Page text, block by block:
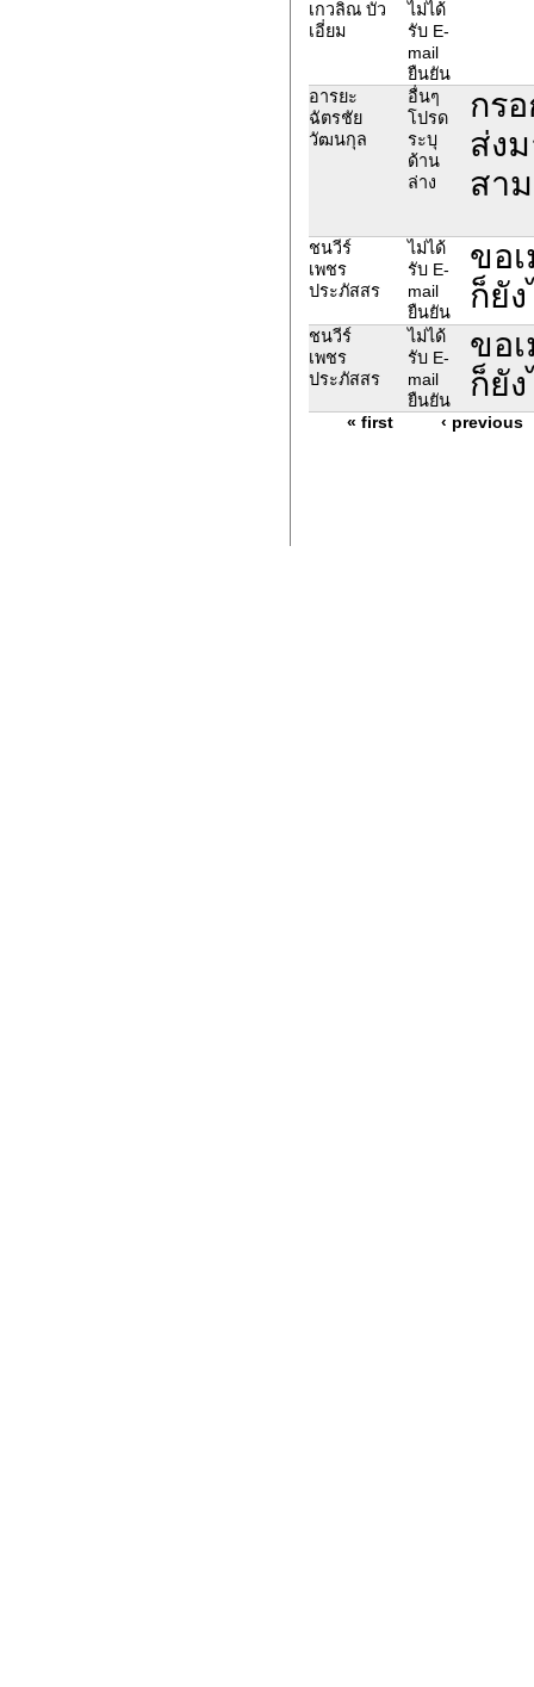
เกวลิณ บัว
เอี่ยม
ไม่ได้
รับ E-
mail
ยืนยัน
อารยะ
ฉัตรชัย
วัฒนกุล
อื่นๆ
โปรด
ระบุ
ด้าน
ล่าง
กร
ส่ง
สา
ชนวีร์
เพชร
ประภัสสร
ไม่ได้
รับ E-
mail
ยืนยัน
ขอ
ก็ยั
ชนวีร์
เพชร
ประภัสสร
ไม่ได้
รับ E-
mail
ยืนยัน
ขอ
ก็ยั
« first ‹ previous